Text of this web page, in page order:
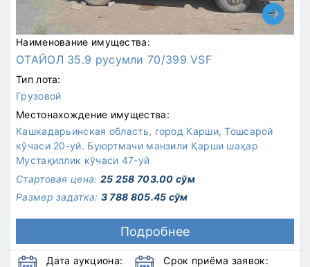
Наименование имущества:
ОТАЙОЛ 35.9 русумли 70/399 VSF
Тип лота:
Грузовой
Местонахождение имущества:
Кашкадарьинская область, город Карши, Тошсарой
кўчаси 20-уй. Буюртмачи манзили Қарши шаҳар
Мустақиллик кўчаси 47-уй
Стартовая цена: 25 258 703.00 сўм
Размер задатка: 3 788 805.45 сўм
Подробнее
Дата аукциона:
Срок приёма заявок: